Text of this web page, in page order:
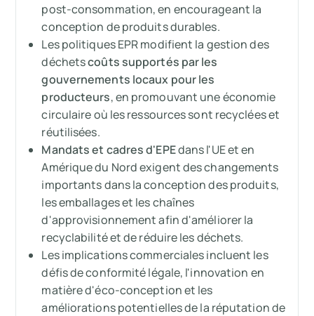
Implications commerciales des politiques
EPR
Comment Arbor contribue à la conformité
EPR
Résumé
Mesurez vos émissions de carbone avec
Arbor
post-consommation, en encourageant la
conception de produits durables.
Les politiques EPR modifient la gestion des
déchetscoûts supportés par les
gouvernements locaux pour les
producteurs, en promouvant une économie
circulaire où les ressources sont recyclées et
réutilisées.
Mandats et cadres d'EPEdans l'UE et en
Amérique du Nord exigent des changements
importants dans la conception des produits,
les emballages et les chaînes
d'approvisionnement afin d'améliorer la
recyclabilité et de réduire les déchets.
Les implications commerciales incluent les
défis de conformité légale, l'innovation en
matière d'éco-conception et les
améliorations potentielles de la réputation de